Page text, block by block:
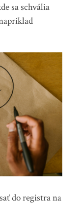
sa schvália
do registra na